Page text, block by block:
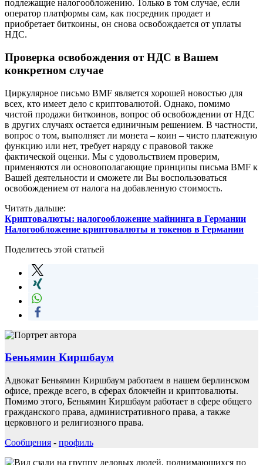
подлежащие налогообложению. Только в том случае, если
оператор платформы сам, как посредник продает и
приобретает биткоины, он снова освобождается от уплаты
НДС.
Проверка освобождения от НДС в Вашем
конкретном случае
Циркулярное письмо BMF является хорошей новостью для
всех, кто имеет дело с криптовалютой. Однако, помимо
чистой продажи биткоинов, вопрос об освобождении от НДС
в других случаях остается единичным решением. В частности,
вопрос о том, выполняет ли монета – коин – чисто платежную
функцию или нет, требует наряду с правовой также
фактической оценки. Мы с удовольствием проверим,
применяются ли основополагающие принципы письма BMF к
Вашей деятельности и сможете ли Вы воспользоваться
освобождением от налога на добавленную стоимость.
Читать дальше:
Криптовалюты: налогообложение майнинга в Германии
Налогообложение криптовалюты и токенов в Германии
Поделитесь этой статьей
Беньямин Киршбаум
Адвокат Беньямин Киршбаум работаем в нашем берлинском
офисе, прежде всего, в сферах блокчейн и криптовалюты.
Помимо этого, Беньямин Киршбаум работает в сфере общего
гражданского права, административного права, а также
церковного и религиозного права.
Сообщения - профиль